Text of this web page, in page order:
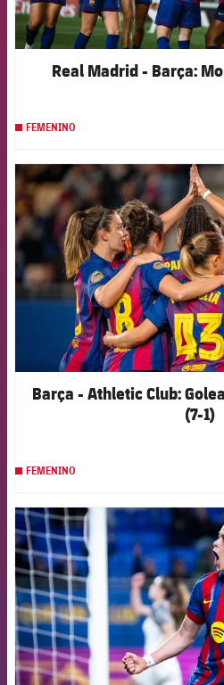
Real Madrid - Barça:
FEMENINO
Barça - Athletic Club:
(7-1)
FEMENINO